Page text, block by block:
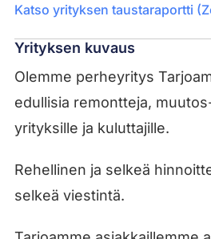
Katso yrityksen taustaraportti
Yrityksen kuvaus
Olemme perheyritys
edullisia remontteja,
yrityksille ja kuluttajille.
Rehellinen ja selkeä
selkeä viestintä.